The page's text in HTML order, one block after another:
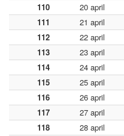
110
20 april
111
21 april
112
22 april
113
23 april
114
24 april
115
25 april
116
26 april
117
27 april
118
28 april